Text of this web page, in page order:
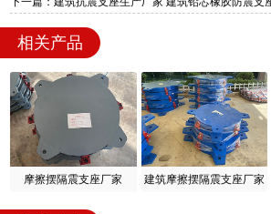
相关产品
摩擦摆隔震支座厂家 建筑摩擦摆隔震支座厂家